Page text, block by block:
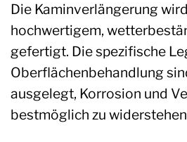
Die Kaminverlängerung
hochwertigem,
gefertigt. Die spezifische
Oberflächenbehandlung
ausgelegt, Korrosion und
bestmöglich zu